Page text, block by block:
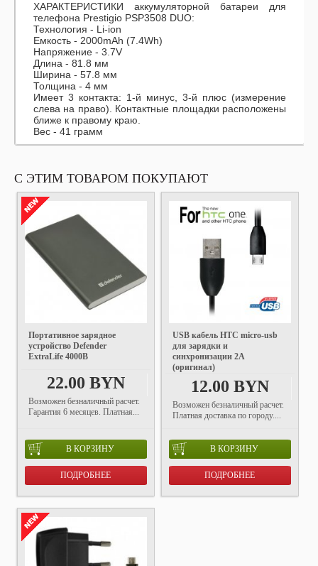
ХАРАКТЕРИСТИКИ аккумуляторной батареи для
телефона Prestigio PSP3508 DUO:
Технология - Li-ion
Емкость - 2000mAh (7.4Wh)
Напряжение - 3.7V
Длина - 81.8 мм
Ширина - 57.8 мм
Толщина - 4 мм
Имеет 3 контакта: 1-й минус, 3-й плюс (измерение
слева на право). Контактные площадки расположены
ближе к правому краю.
Вес - 41 грамм
С ЭТИМ ТОВАРОМ ПОКУПАЮТ
Портативное зарядное
устройство Defender
ExtraLife 4000B
22.00 BYN
Возможен безналичный расчет.
Гарантия 6 месяцев. Платная...
В КОРЗИНУ
ПОДРОБНЕЕ
USB кабель HTC micro-usb
для зарядки и
синхронизации 2A
(оригинал)
12.00 BYN
Возможен безналичный расчет.
Платная доставка по городу....
В КОРЗИНУ
ПОДРОБНЕЕ